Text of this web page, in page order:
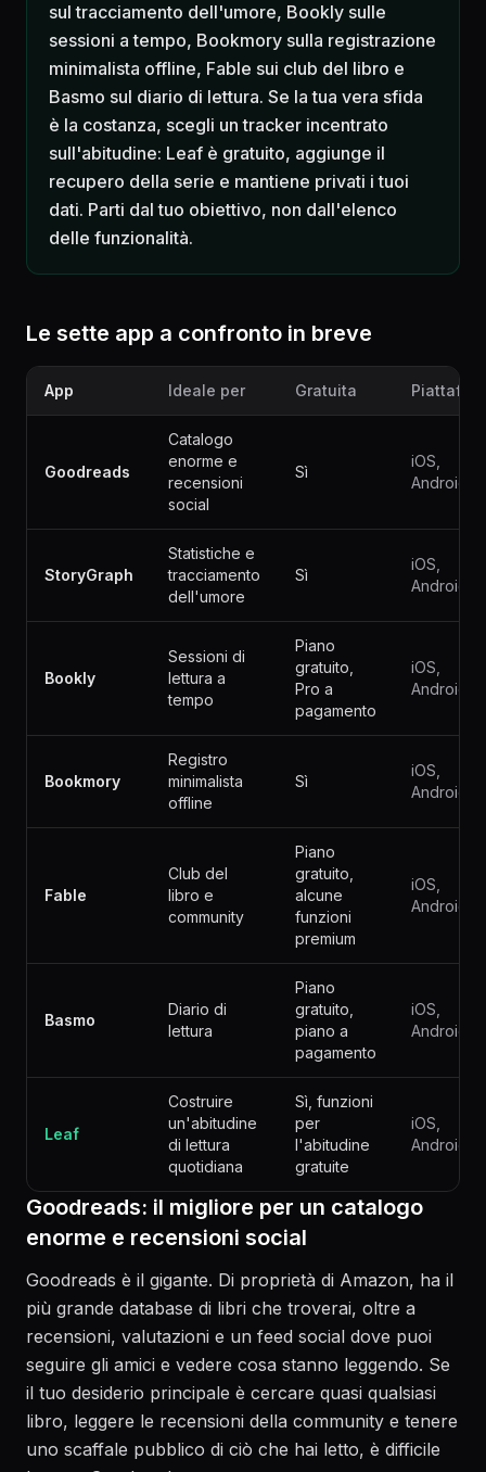
sul tracciamento dell'umore, Bookly sulle
sessioni a tempo, Bookmory sulla registrazione
minimalista offline, Fable sui club del libro e
Basmo sul diario di lettura. Se la tua vera sfida
è la costanza, scegli un tracker incentrato
sull'abitudine: Leaf è gratuito, aggiunge il
recupero della serie e mantiene privati i tuoi
dati. Parti dal tuo obiettivo, non dall'elenco
delle funzionalità.
Le sette app a confronto in breve
App Ideale per Gratuita
Goodreads
Catalogo
enorme e
recensioni
social
Sì
iOS,
Android
StoryGraph
Statistiche e
tracciamento
dell'umore
Sì
iOS,
Android
Bookly
Sessioni di
lettura a
tempo
Piano
gratuito,
Pro a
pagamento
iOS,
Android
Bookmory
Registro
minimalista
offline
Sì
iOS,
Android
Fable
Club del
libro e
community
Piano
gratuito,
alcune
funzioni
premium
iOS,
Android
Basmo
Diario di
lettura
Piano
gratuito,
piano a
pagamento
iOS,
Android
Leaf
Costruire
un'abitudine
di lettura
quotidiana
Sì, funzioni
per
l'abitudine
gratuite
iOS,
Android
Goodreads: il migliore per un catalogo
enorme e recensioni social
Goodreads è il gigante. Di proprietà di Amazon, ha il
più grande database di libri che troverai, oltre a
recensioni, valutazioni e un feed social dove puoi
seguire gli amici e vedere cosa stanno leggendo. Se
il tuo desiderio principale è cercare quasi qualsiasi
libro, leggere le recensioni della community e tenere
uno scaffale pubblico di ciò che hai letto, è difficile